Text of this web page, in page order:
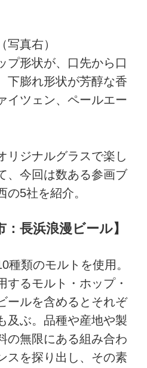
写真右）
プ形状が、口先から口
下膨れ形状が芳醇な香
イツェン、ペールエー
リジナルグラスで楽し
、今回は数ある参画ブ
の5社を紹介。
：長浜浪漫ビール】
種類のモルトを使用。
するモルト・ホップ・
ールを含めるとそれぞ
及ぶ。品種や産地や製
の無限にある組み合わ
スを探り出し、その素